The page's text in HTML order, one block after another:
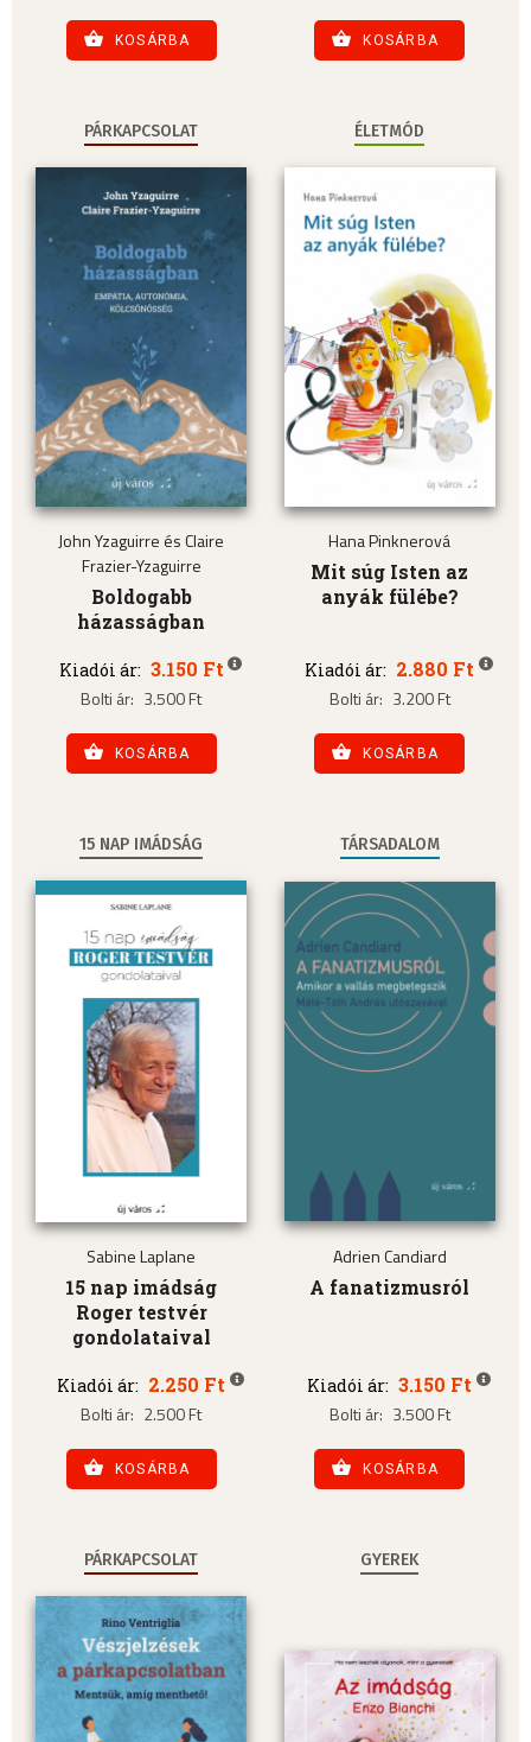
KOSÁRBA KOSÁRBA
PÁRKAPCSOLAT
John Yzaguirre és Claire
Frazier-Yzaguirre
Boldogabb
házasságban
Kiadói ár: 3.150 Ft
Bolti ár: 3.500 Ft
KOSÁRBA
ÉLETMÓD
Hana Pinknerová
Mit súg Isten az
anyák fülébe?
Kiadói ár: 2.880 Ft
Bolti ár: 3.200 Ft
KOSÁRBA
15 NAP IMÁDSÁG
Sabine Laplane
15 nap imádság
Roger testvér
gondolataival
Kiadói ár: 2.250 Ft
Bolti ár: 2.500 Ft
KOSÁRBA
TÁRSADALOM
Adrien Candiard
A fanatizmusról
Kiadói ár: 3.150 Ft
Bolti ár: 3.500 Ft
KOSÁRBA
PÁRKAPCSOLAT GYEREK